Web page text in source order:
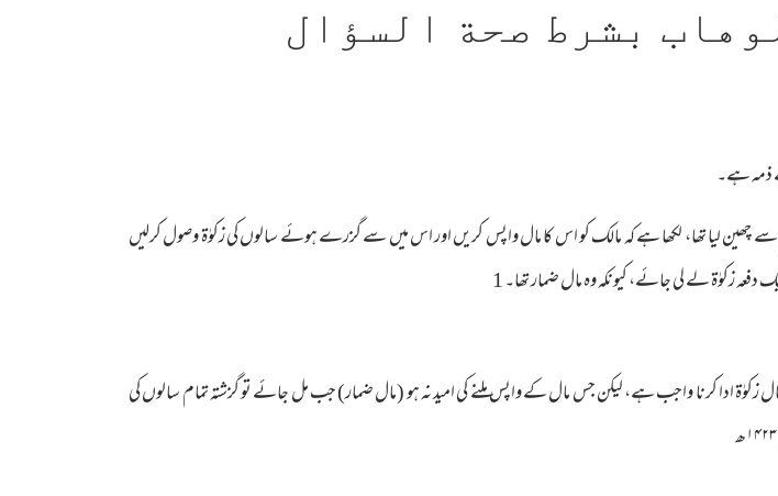
بشرط صحة السؤال
ذمہ ہے۔
چھین لیا تھا، لکھا ہے کہ مالک کو اس کا مال واپس کریں اور اس میں سے گزرے ہوئے سالوں کی زکوٰۃ وصول کرلیں
زکوٰۃ لے لی جائے، کیونکہ وہ مال ضمار تھا۔ 1
ادا کرنا واجب ہے، لیکن جس مال کے واپس ملنے کی امید نہ ہو (مال ضمار) جب مل جائے تو گزشتہ تمام سالوں کی